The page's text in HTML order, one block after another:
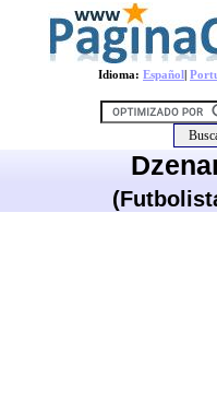
Idioma: Español|